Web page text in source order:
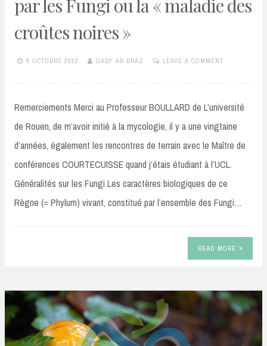
par les Fungi ou la « maladie des
croûtes noires »
8 OCTOBRE 2022 GABY AR BRAZ LEAVE A COMMENT
Remerciements Merci au Professeur BOULLARD de L’université
de Rouen, de m’avoir initié à la mycologie, il y a une vingtaine
d’années, également les rencontres de terrain avec le Maître de
conférences COURTECUISSE quand j’étais étudiant à l’UCL.
Généralités sur les Fungi Les caractères biologiques de ce
Règne (= Phylum) vivant, constitué par l’ensemble des Fungi…
READ MORE